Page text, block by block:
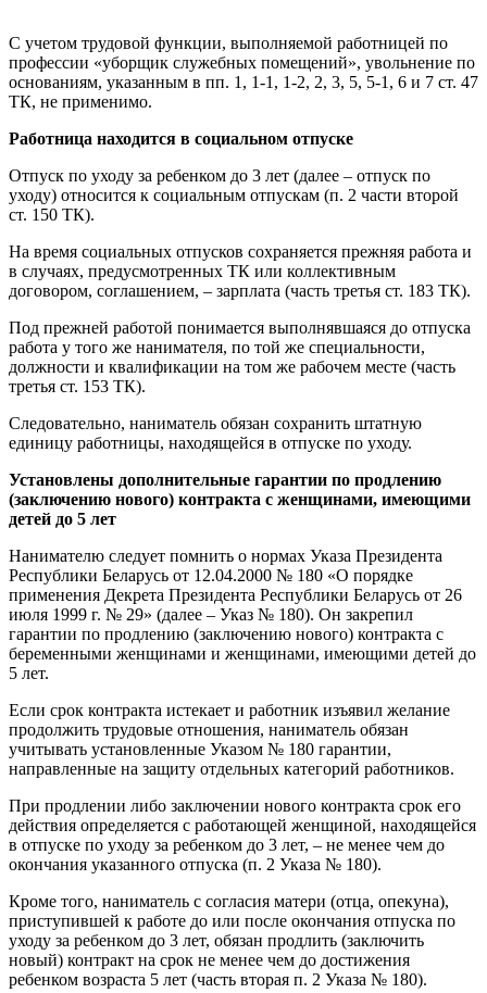
С учетом трудовой функции, выполняемой работницей по
профессии «уборщик служебных помещений», увольнение по
основаниям, указанным в пп. 1, 1-1, 1-2, 2, 3, 5, 5-1, 6 и 7 ст. 47
ТК, не применимо.
Работница находится в социальном отпуске
Отпуск по уходу за ребенком до 3 лет (далее – отпуск по
уходу) относится к социальным отпускам (п. 2 части второй
ст. 150 ТК).
На время социальных отпусков сохраняется прежняя работа и
в случаях, предусмотренных ТК или коллективным
договором, соглашением, – зарплата (часть третья ст. 183 ТК).
Под прежней работой понимается выполнявшаяся до отпуска
работа у того же нанимателя, по той же специальности,
должности и квалификации на том же рабочем месте (часть
третья ст. 153 ТК).
Следовательно, наниматель обязан сохранить штатную
единицу работницы, находящейся в отпуске по уходу.
Установлены дополнительные гарантии по продлению
(заключению нового) контракта с женщинами, имеющими
детей до 5 лет
Нанимателю следует помнить о нормах Указа Президента
Республики Беларусь от 12.04.2000 № 180 «О порядке
применения Декрета Президента Республики Беларусь от 26
июля 1999 г. № 29» (далее – Указ № 180). Он закрепил
гарантии по продлению (заключению нового) контракта с
беременными женщинами и женщинами, имеющими детей до
5 лет.
Если срок контракта истекает и работник изъявил желание
продолжить трудовые отношения, наниматель обязан
учитывать установленные Указом № 180 гарантии,
направленные на защиту отдельных категорий работников.
При продлении либо заключении нового контракта срок его
действия определяется с работающей женщиной, находящейся
в отпуске по уходу за ребенком до 3 лет, – не менее чем до
окончания указанного отпуска (п. 2 Указа № 180).
Кроме того, наниматель с согласия матери (отца, опекуна),
приступившей к работе до или после окончания отпуска по
уходу за ребенком до 3 лет, обязан продлить (заключить
новый) контракт на срок не менее чем до достижения
ребенком возраста 5 лет (часть вторая п. 2 Указа № 180).